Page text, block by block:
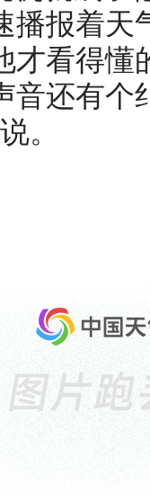
播报着
才看得懂
音还有个
。